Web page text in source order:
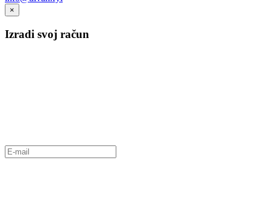
×
Izradi svoj račun